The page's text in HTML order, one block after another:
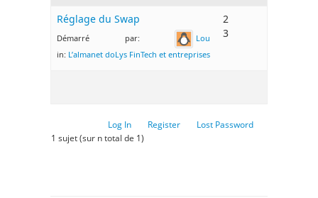
Réglage du Swap
Démarré par:
Lou
in: L’almanet doLys FinTech et entreprises
2
3
Log In Register
Lost Password
1 sujet (sur n total de 1)